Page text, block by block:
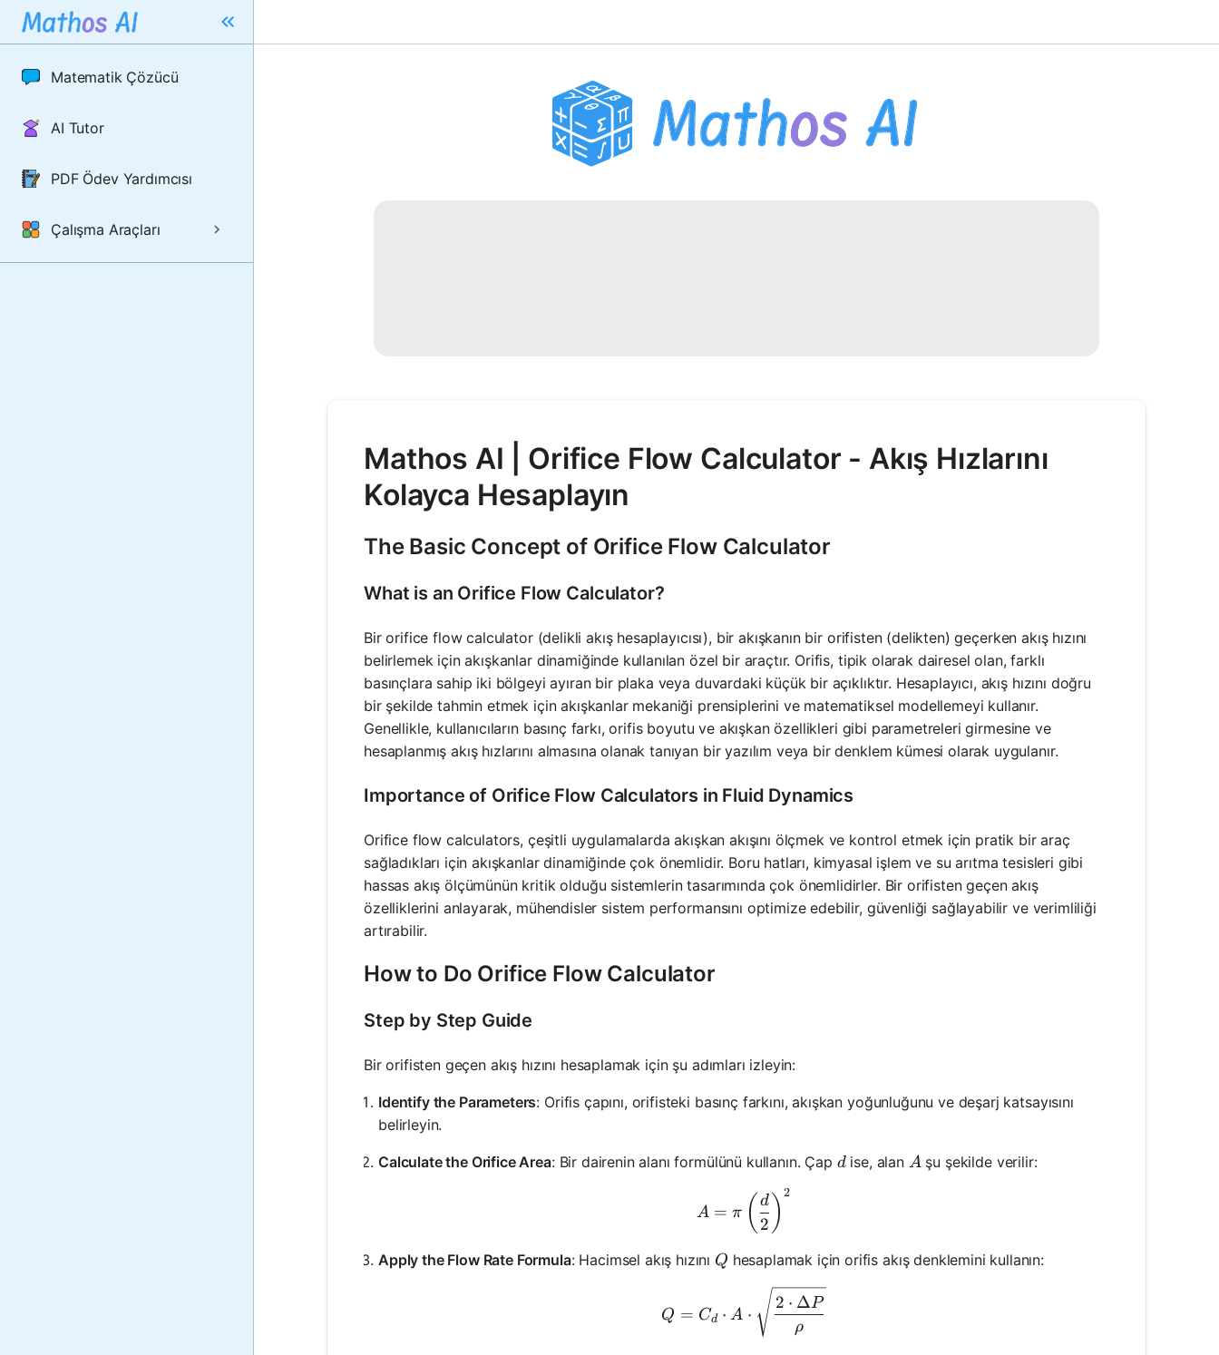
Matematik Çözücü
AI Tutor
PDF Ödev Yardımcısı
Çalışma Araçları
Mathos AI | Orifice Flow Calculator - Akış Hızlarını
Kolayca Hesaplayın
The Basic Concept of Orifice Flow Calculator
What is an Orifice Flow Calculator?
Bir orifice flow calculator (delikli akış hesaplayıcısı), bir akışkanın bir orifisten (delikten) geçerken akış hızını
belirlemek için akışkanlar dinamiğinde kullanılan özel bir araçtır. Orifis, tipik olarak dairesel olan, farklı
basınçlara sahip iki bölgeyi ayıran bir plaka veya duvardaki küçük bir açıklıktır. Hesaplayıcı, akış hızını doğru
bir şekilde tahmin etmek için akışkanlar mekaniği prensiplerini ve matematiksel modellemeyi kullanır.
Genellikle, kullanıcıların basınç farkı, orifis boyutu ve akışkan özellikleri gibi parametreleri girmesine ve
hesaplanmış akış hızlarını almasına olanak tanıyan bir yazılım veya bir denklem kümesi olarak uygulanır.
Importance of Orifice Flow Calculators in Fluid Dynamics
Orifice flow calculators, çeşitli uygulamalarda akışkan akışını ölçmek ve kontrol etmek için pratik bir araç
sağladıkları için akışkanlar dinamiğinde çok önemlidir. Boru hatları, kimyasal işlem ve su arıtma tesisleri gibi
hassas akış ölçümünün kritik olduğu sistemlerin tasarımında çok önemlidirler. Bir orifisten geçen akış
özelliklerini anlayarak, mühendisler sistem performansını optimize edebilir, güvenliği sağlayabilir ve verimliliği
artırabilir.
How to Do Orifice Flow Calculator
Step by Step Guide
Bir orifisten geçen akış hızını hesaplamak için şu adımları izleyin:
Identify the Parameters: Orifis çapını, orifisteki basınç farkını, akışkan yoğunluğunu ve deşarj katsayısını
belirleyin.
Calculate the Orifice Area: Bir dairenin alanı formülünü kullanın. Çap d
dise, alan A
A şu şekilde verilir:
A = \pi \left(\frac{d}{2}\right)^2
A = π ( 2
d ) 2
Apply the Flow Rate Formula: Hacimsel akış hızını Q
Q hesaplamak için orifis akış denklemini kullanın:
Q = C_d \cdot A \cdot \sqrt{\frac{2 \cdot \Delta P}{\rho}}
Q = Cd ⋅ A ⋅
ρ
2 ⋅ ΔP